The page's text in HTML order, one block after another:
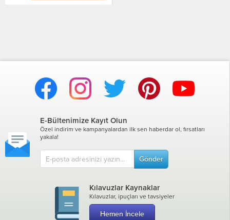
E-Bültenimize Kayıt Olun
Özel indirim ve kampanyalardan ilk sen haberdar ol, fırsatları
yakala!
Gönder
Kılavuzlar Kaynaklar
Kılavuzlar, ipuçları ve tavsiyeler
Hemen İncele